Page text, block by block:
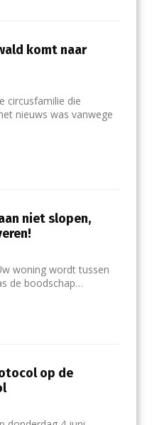
komt naar
circusfamilie die
nieuws was vanwege
niet slopen,
woning wordt tussen
de boodschap…
op de